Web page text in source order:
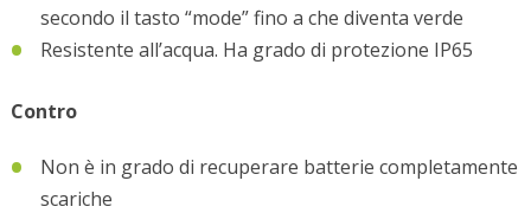
secondo il tasto “mode” fino a che diventa verde
Resistente all’acqua. Ha grado di protezione IP65
Contro
Non è in grado di recuperare batterie completamente
scariche